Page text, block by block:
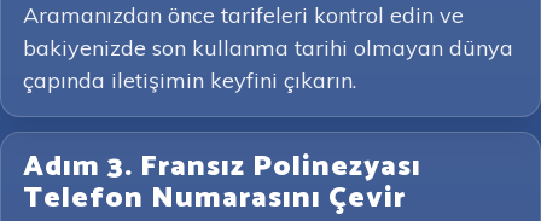
Aramanızdan önce tarifeleri kontrol edin ve
bakiyenizde son kullanma tarihi olmayan dünya
çapında iletişimin keyfini çıkarın.
Adım 3. Fransız Polinezyası
Telefon Numarasını Çevir